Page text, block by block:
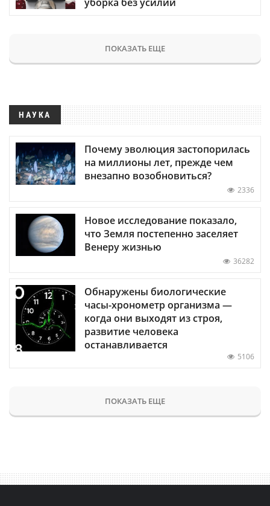
ПОКАЗАТЬ ЕЩЕ
НАУКА
Почему эволюция застопорилась
на миллионы лет, прежде чем
внезапно возобновиться?
2336
Новое исследование показало,
что Земля постепенно заселяет
Венеру жизнью
36282
Обнаружены биологические
часы-хронометр организма —
когда они выходят из строя,
развитие человека
останавливается
5106
ПОКАЗАТЬ ЕЩЕ